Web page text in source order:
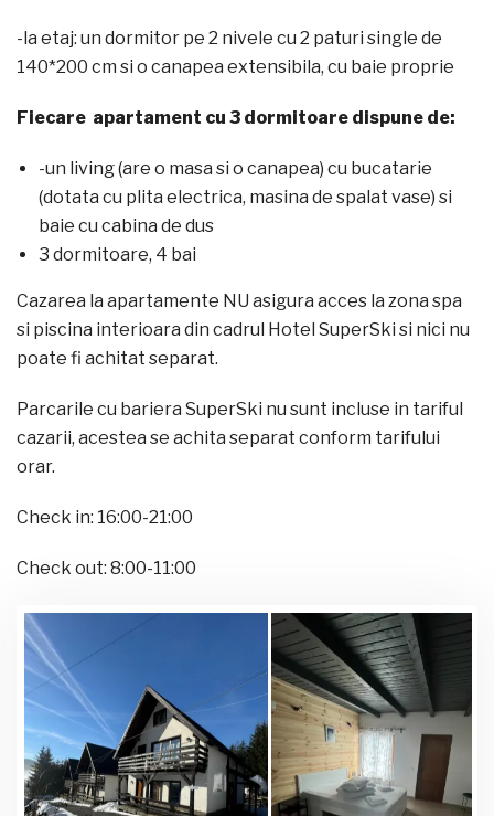
-la etaj: un dormitor pe 2 nivele cu 2 paturi single de
140*200 cm si o canapea extensibila, cu baie proprie
Fiecare apartament cu 3 dormitoare dispune de:
-un living (are o masa si o canapea) cu bucatarie
(dotata cu plita electrica, masina de spalat vase) si
baie cu cabina de dus
3 dormitoare, 4 bai
Cazarea la apartamente NU asigura acces la zona spa
si piscina interioara din cadrul Hotel SuperSki si nici nu
poate fi achitat separat.
Parcarile cu bariera SuperSki nu sunt incluse in tariful
cazarii, acestea se achita separat conform tarifului
orar.
Check in: 16:00-21:00
Check out: 8:00-11:00